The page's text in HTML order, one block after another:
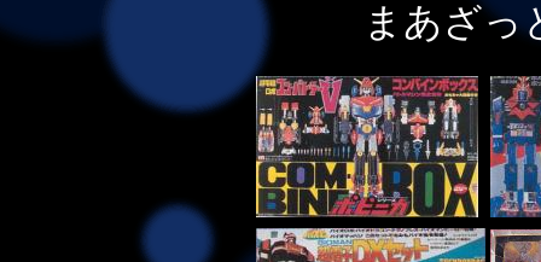
まあざっ